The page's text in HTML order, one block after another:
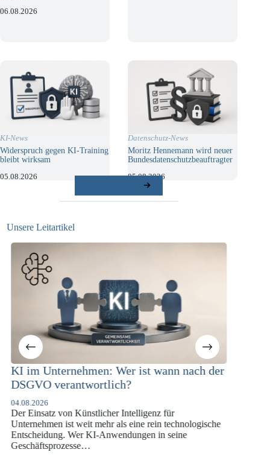
06.08.2026
KI-News
Widerspruch gegen KI-Training
bleibt wirksam
05.08.2026
Datenschutz-News
Moritz Hennemann wird neuer
Bundesdatenschutzbeauftragter
05.08.2026
Unsere Leitartikel
nach der
für
technologische
in seine
KI-Compliance in der
Versicherungswirtschaft mit DORA,
07.07.2026
Die europäische Digitalregulierung hat in den
vergangenen Jahren eine enorme Komplexität
die insbesondere Unternehmen der Finanz- und